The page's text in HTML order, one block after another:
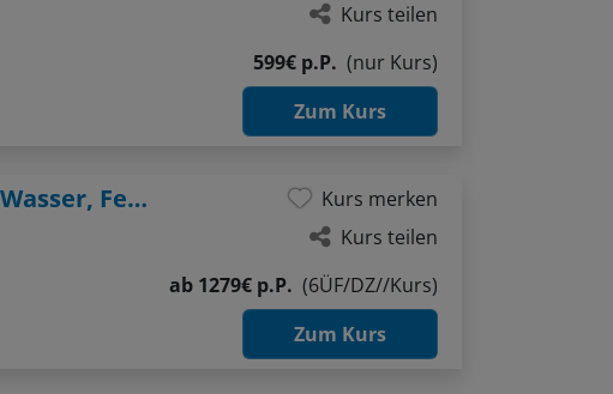
599€ p.P.
(nur Kurs)
Zum Kurs
Kurs merken
Kurs teilen
ab 1279€ p.P.
(6ÜF/DZ//Kurs)
Zum Kurs